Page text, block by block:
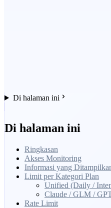
Di halaman ini
Di halaman ini
Ringkasan
Akses Monitoring
Informasi yang
Limit per Kategori Plan
Unified (Daily /
Claude / GLM /
Rate Limit